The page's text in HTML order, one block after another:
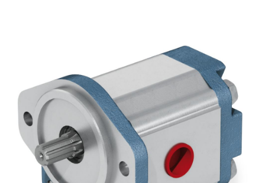
Moteurs Orbitaux Fabriqués Pour Bondioli & Pavesi
Systèmes de couplage
Contrôle
Circuits hydrauliques intégrés
Distributeurs
Valves à cartouche
Limiteur de pression en ligne
Servocommandes